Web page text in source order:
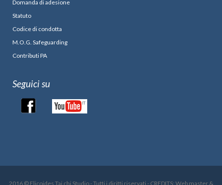
Domanda di adesione
Statuto
Codice di condotta
M.O.G. Safeguarding
Contributi PA
Seguici su
2016 © Elicoides Tai chi Studio - Tutti i diritti riservati - CREDITS: Web master &